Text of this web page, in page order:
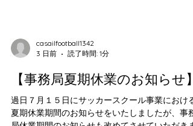
3 日前
読了時間: 1分
【事務局夏期休業のお知らせ】
過日７月１５日にサッカースクール事業における